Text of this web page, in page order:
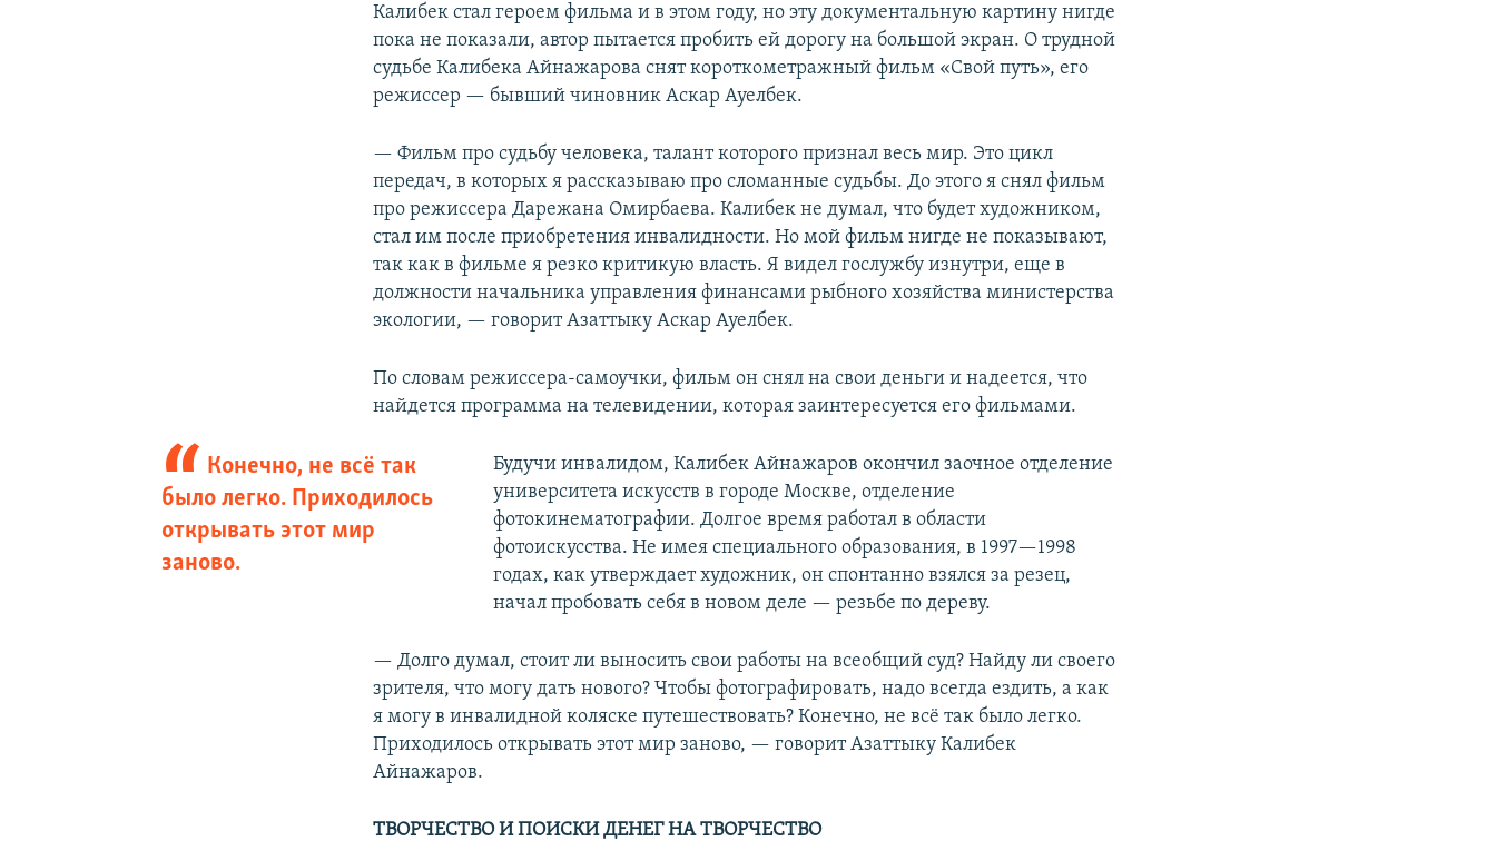
Калибек стал героем фильма и в этом году, но эту документальную картину нигде
пока не показали, автор пытается пробить ей дорогу на большой экран. О трудной
судьбе Калибека Айнажарова снят короткометражный фильм «Свой путь», его
режиссер — бывший чиновник Аскар Ауелбек.
— Фильм про судьбу человека, талант которого признал весь мир. Это цикл
передач, в которых я рассказываю про сломанные судьбы. До этого я снял фильм
про режиссера Дарежана Омирбаева. Калибек не думал, что будет художником,
стал им после приобретения инвалидности. Но мой фильм нигде не показывают,
так как в фильме я резко критикую власть. Я видел гослужбу изнутри, еще в
должности начальника управления финансами рыбного хозяйства министерства
экологии, — говорит Азаттыку Аскар Ауелбек.
По словам режиссера-самоучки, фильм он снял на свои деньги и надеется, что
найдется программа на телевидении, которая заинтересуется его фильмами.
Конечно, не всё так
было легко. Приходилось
открывать этот мир
заново.
Будучи инвалидом, Калибек Айнажаров окончил заочное отделение
университета искусств в городе Москве, отделение
фотокинематографии. Долгое время работал в области
фотоискусства. Не имея специального образования, в 1997—1998
годах, как утверждает художник, он спонтанно взялся за резец,
начал пробовать себя в новом деле — резьбе по дереву.
— Долго думал, стоит ли выносить свои работы на всеобщий суд? Найду ли своего
зрителя, что могу дать нового? Чтобы фотографировать, надо всегда ездить, а как
я могу в инвалидной коляске путешествовать? Конечно, не всё так было легко.
Приходилось открывать этот мир заново, — говорит Азаттыку Калибек
Айнажаров.
ТВОРЧЕСТВО И ПОИСКИ ДЕНЕГ НА ТВОРЧЕСТВО